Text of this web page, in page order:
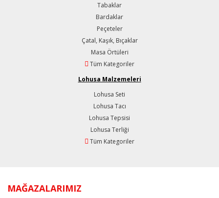
Tabaklar
Bardaklar
Peçeteler
Çatal, Kaşık, Bıçaklar
Masa Örtüleri
Tüm Kategoriler
Lohusa Malzemeleri
Lohusa Seti
Lohusa Tacı
Lohusa Tepsisi
Lohusa Terliği
Tüm Kategoriler
MAĞAZALARIMIZ